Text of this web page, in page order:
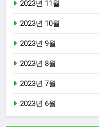
2023년 11월
2023년 10월
2023년 9월
2023년 8월
2023년 7월
2023년 6월